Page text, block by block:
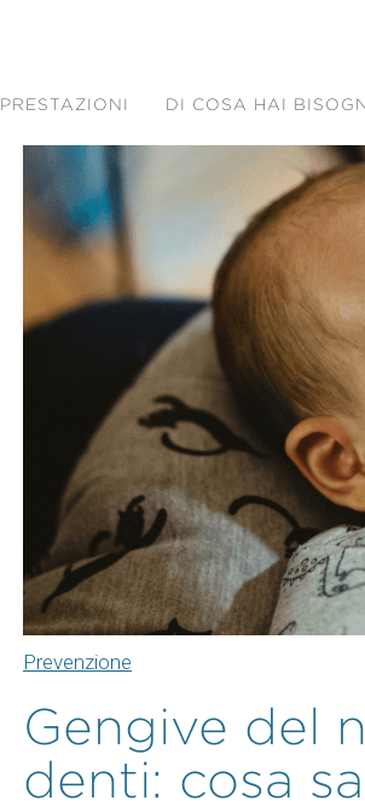
PRESTAZIONI DI COSA HAI
Prevenzione
Gengive del
denti: cosa